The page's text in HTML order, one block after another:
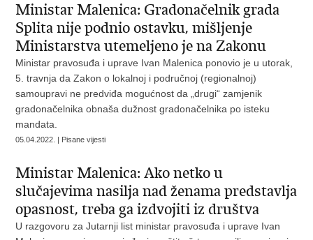
Ministar Malenica: Gradonačelnik grada
Splita nije podnio ostavku, mišljenje
Ministarstva utemeljeno je na Zakonu
Ministar pravosuđa i uprave Ivan Malenica ponovio je u utorak,
5. travnja da Zakon o lokalnoj i područnoj (regionalnoj)
samoupravi ne predviđa mogućnost da „drugi“ zamjenik
gradonačelnika obnaša dužnost gradonačelnika po isteku
mandata.
05.04.2022. | Pisane vijesti
Ministar Malenica: Ako netko u
slučajevima nasilja nad ženama predstavlja
opasnost, treba ga izdvojiti iz društva
U razgovoru za Jutarnji list ministar pravosuđa i uprave Ivan